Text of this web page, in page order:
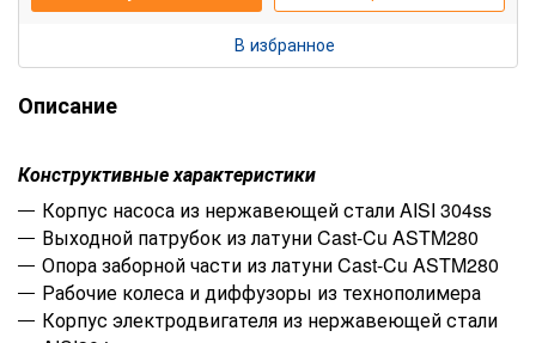
В избранное
Описание
Конструктивные характеристики
Корпус насоса из нержавеющей стали AISI 304ss
Выходной патрубок из латуни Cast-Cu ASTM280
Опора заборной части из латуни Cast-Cu ASTM280
Рабочие колеса и диффузоры из технополимера
Корпус электродвигателя из нержавеющей стали